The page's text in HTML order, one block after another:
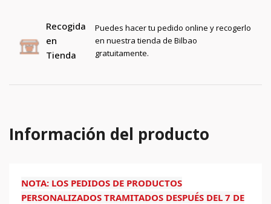
Recogida
en
Tienda
Puedes hacer tu pedido online y recogerlo
en nuestra tienda de Bilbao
gratuitamente.
Información del producto
NOTA: LOS PEDIDOS DE PRODUCTOS
PERSONALIZADOS TRAMITADOS DESPUÉS DEL 7 DE